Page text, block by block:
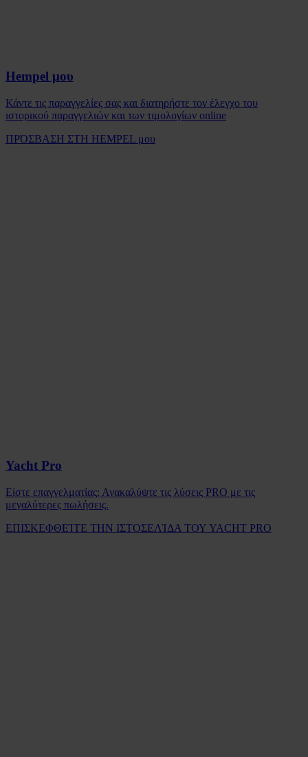
Hempel μου
Κάντε τις παραγγελίες σας και διατηρήστε τον έλεγχο του
ιστορικού παραγγελιών και των τιμολογίων online
ΠΡΌΣΒΑΣΗ ΣΤΗ HEMPEL μου
Yacht Pro
Είστε επαγγελματίας; Ανακαλύψτε τις λύσεις PRO με τις
μεγαλύτερες πωλήσεις.
ΕΠΙΣΚΕΦΘΕΊΤΕ ΤΗΝ ΙΣΤΟΣΕΛΊΔΑ ΤΟΥ YACHT PRO